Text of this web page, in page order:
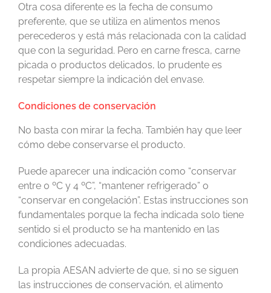
Otra cosa diferente es la fecha de consumo
preferente, que se utiliza en alimentos menos
perecederos y está más relacionada con la calidad
que con la seguridad. Pero en carne fresca, carne
picada o productos delicados, lo prudente es
respetar siempre la indicación del envase.
Condiciones de conservación
No basta con mirar la fecha. También hay que leer
cómo debe conservarse el producto.
Puede aparecer una indicación como “conservar
entre 0 ºC y 4 ºC”, “mantener refrigerado” o
“conservar en congelación”. Estas instrucciones son
fundamentales porque la fecha indicada solo tiene
sentido si el producto se ha mantenido en las
condiciones adecuadas.
La propia AESAN advierte de que, si no se siguen
las instrucciones de conservación, el alimento